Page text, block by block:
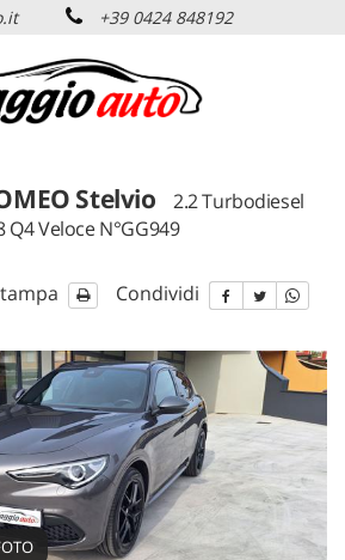
+39 0424 848192
Stelvio
2.2 Turbodiesel
Q4 Veloce N°GG949
Condividi